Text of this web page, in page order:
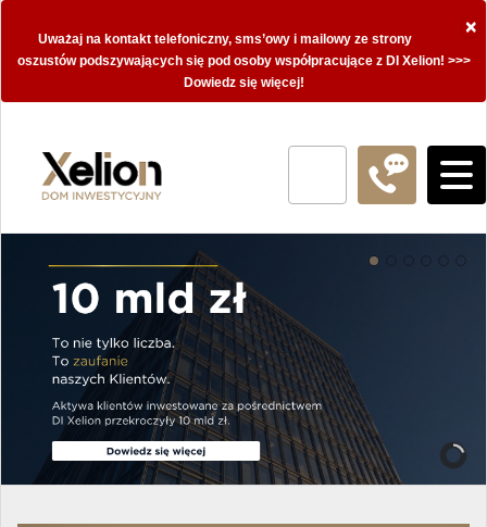
×
Uważaj na kontakt telefoniczny, sms’owy i mailowy ze strony
oszustów podszywających się pod osoby współpracujące z DI Xelion! >>>
Dowiedz się więcej!